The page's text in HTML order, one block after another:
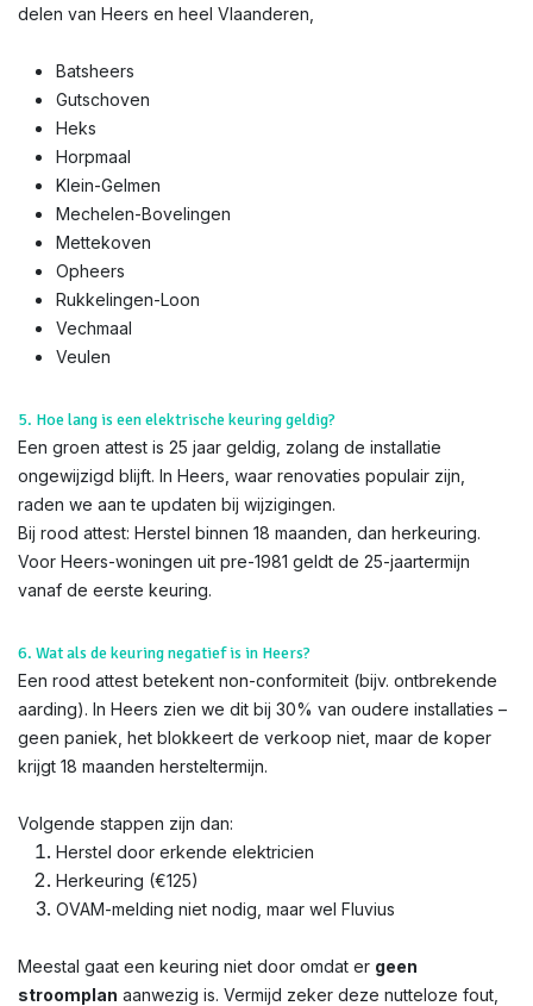
delen van Heers en heel Vlaanderen,
Batsheers
Gutschoven
Heks
Horpmaal
Klein-Gelmen
Mechelen-Bovelingen
Mettekoven
Opheers
Rukkelingen-Loon
Vechmaal
Veulen
5. Hoe lang is een elektrische keuring geldig?
Een groen attest is 25 jaar geldig, zolang de installatie
ongewijzigd blijft. In Heers, waar renovaties populair zijn,
raden we aan te updaten bij wijzigingen.
Bij rood attest: Herstel binnen 18 maanden, dan herkeuring.
Voor Heers-woningen uit pre-1981 geldt de 25-jaartermijn
vanaf de eerste keuring.
6. Wat als de keuring negatief is in Heers?
Een rood attest betekent non-conformiteit (bijv. ontbrekende
aarding). In Heers zien we dit bij 30% van oudere installaties –
geen paniek, het blokkeert de verkoop niet, maar de koper
krijgt 18 maanden hersteltermijn.
Volgende stappen zijn dan:
Herstel door erkende elektricien
Herkeuring (€125)
OVAM-melding niet nodig, maar wel Fluvius
Meestal gaat een keuring niet door omdat er geen
stroomplan aanwezig is. Vermijd zeker deze nutteloze fout,